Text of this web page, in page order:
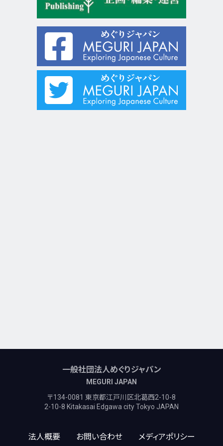
一般社団法人めぐりジャパン
MEGURI JAPAN
〒134-0081 東京都江戸川区北葛西2-10-8
2-10-8 Kitakasai Edgawa city Tokyo JAPAN
法人概要 お問い合わせ メディアポリシー